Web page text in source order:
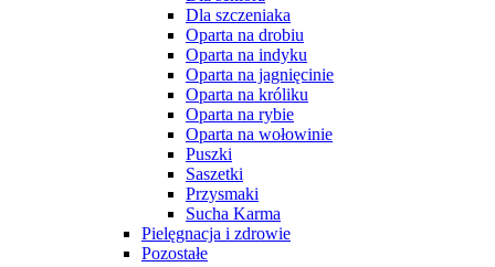
Dla szczeniaka
Oparta na drobiu
Oparta na indyku
Oparta na jagnięcinie
Oparta na króliku
Oparta na rybie
Oparta na wołowinie
Puszki
Saszetki
Przysmaki
Sucha Karma
Pielęgnacja i zdrowie
Pozostałe